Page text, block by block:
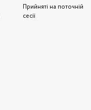
Прийняті на поточній
сесії